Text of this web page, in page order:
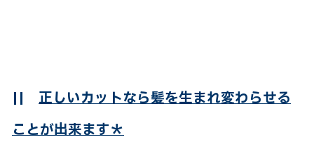
|| 正しいカットなら髪を生まれ変わらせる
ことが出来ます＊